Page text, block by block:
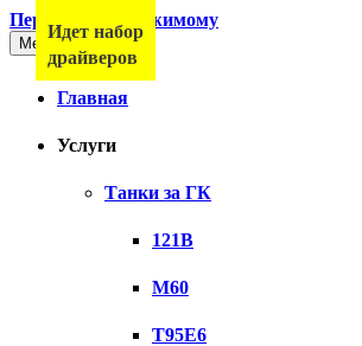
Перейти к содержимому
Меню
Главная
Услуги
Танки за ГК
121B
M60
T95E6
Идет набор
драйверов